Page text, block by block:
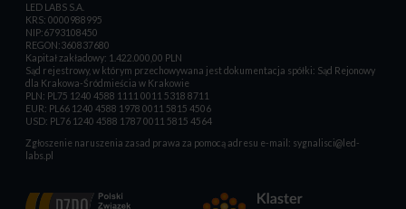
LED LABS S.A.
KRS: 0000988995
NIP:6793108450
REGON:360837680
Kapitał zakładowy: 1.422.000,00 PLN
Sąd rejestrowy, w którym przechowywana jest dokumentacja spółki: Sąd Rejonowy
dla Krakowa-Śródmieścia w Krakowie
PLN: PL75 1240 4588 1111 0011 5318 8711
EUR: PL66 1240 4588 1978 0011 5815 4506
USD: PL76 1240 4588 1787 0011 5815 4564
Zgłoszenie naruszenia zasad prawa za pomocą adresu e-mail: sygnalisci@led-
labs.pl